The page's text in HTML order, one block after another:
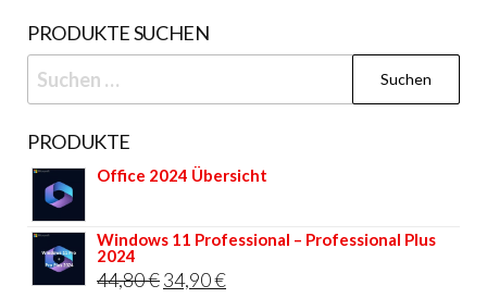
PRODUKTE SUCHEN
Suchen
nach:
PRODUKTE
Office 2024 Übersicht
Windows 11 Professional – Professional Plus
2024
44,80€Ursprünglicher
34,90€Aktueller